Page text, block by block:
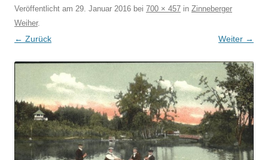
Suchen nach:
Veröffentlicht am 29. Januar 2016 bei 700 × 457 in Zinneberger
Weiher.
← Zurück Weiter →